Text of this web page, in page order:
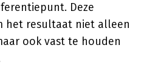
Deze
het resultaat niet alleen
ook vast te houden